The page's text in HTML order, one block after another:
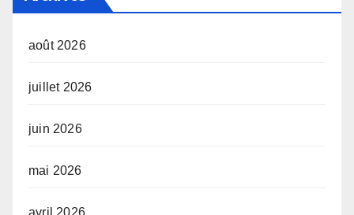
août 2026
juillet 2026
juin 2026
mai 2026